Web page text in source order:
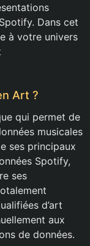
Dans cet
à votre univers
Art ?
qui permet de
musicales
ses principaux
Spotify,
ses
d’art
aux
de données.